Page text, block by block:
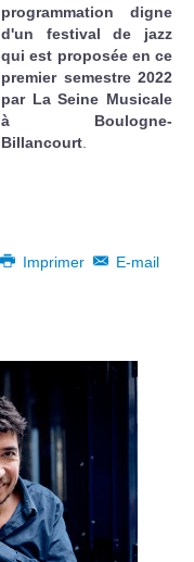
programmation digne
d'un festival de jazz
qui est proposée en ce
premier semestre 2022
par La Seine Musicale
à Boulogne-
Billancourt
Imprimer E-mail